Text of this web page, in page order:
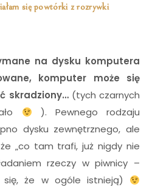
się powtórki z rozrywki
na dysku komputera
komputer może się
skradziony…(tych czarnych
). Pewnego rodzaju
dysku zewnętrznego, ale
„co tam trafi, już nigdy nie
rzeczy w piwnicy –
się, że w ogóle istnieją)